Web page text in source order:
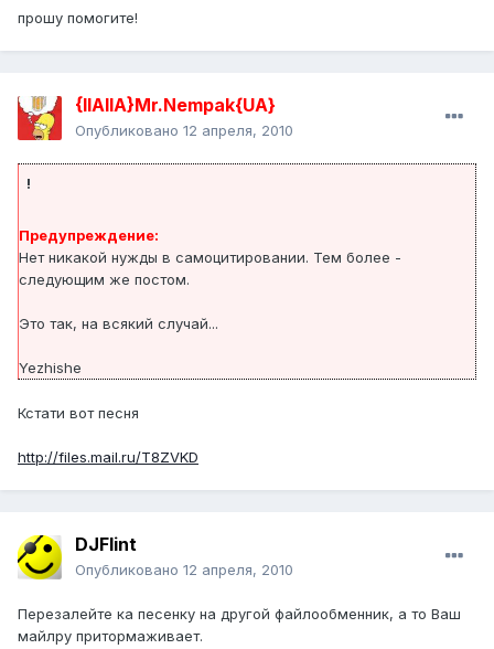
прошу помогите!
{IIAIIA}Mr.Nempak{UA}
Опубликовано 12 апреля, 2010
!
Предупреждение:
Нет никакой нужды в самоцитировании. Тем более -
следующим же постом.
Это так, на всякий случай...
Yezhishe
Кстати вот песня
http://files.mail.ru/T8ZVKD
DJFlint
Опубликовано 12 апреля, 2010
Перезалейте ка песенку на другой файлообменник, а то Ваш
майлру притормаживает.